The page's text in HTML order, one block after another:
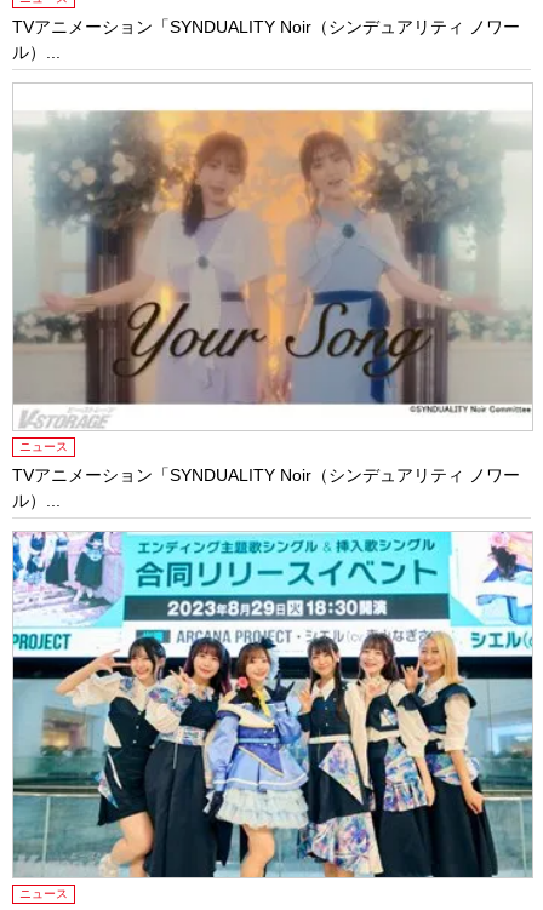
TVアニメーション「SYNDUALITY Noir（シンデュアリティ ノワー
ル）...
ニュース
TVアニメーション「SYNDUALITY Noir（シンデュアリティ ノワー
ル）...
ニュース